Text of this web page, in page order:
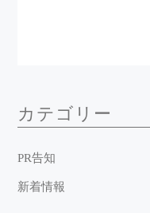
カテゴリー
PR告知
新着情報